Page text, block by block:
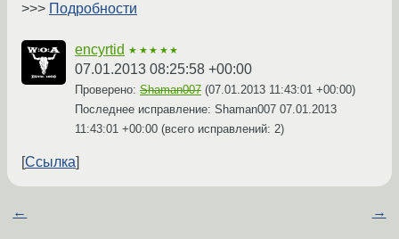
>>> Подробности
encyrtid ★★★★★
07.01.2013 08:25:58 +00:00
Проверено: Shaman007 (07.01.2013 11:43:01 +00:00)
Последнее исправление: Shaman007 07.01.2013
11:43:01 +00:00 (всего исправлений: 2)
Ссылка
← →